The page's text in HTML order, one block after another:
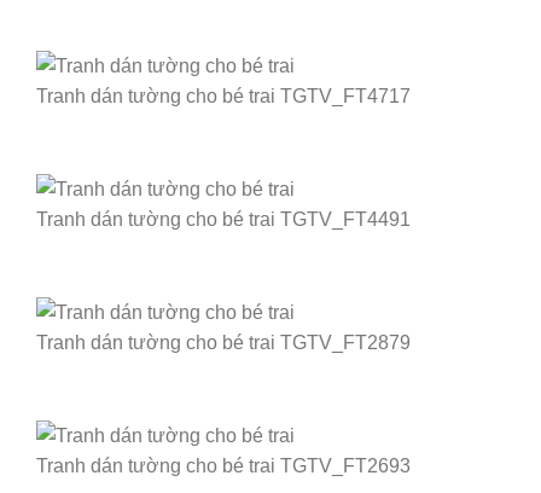
Tranh dán tường cho bé trai TGTV_FT4717
Tranh dán tường cho bé trai TGTV_FT4491
Tranh dán tường cho bé trai TGTV_FT2879
Tranh dán tường cho bé trai TGTV_FT2693